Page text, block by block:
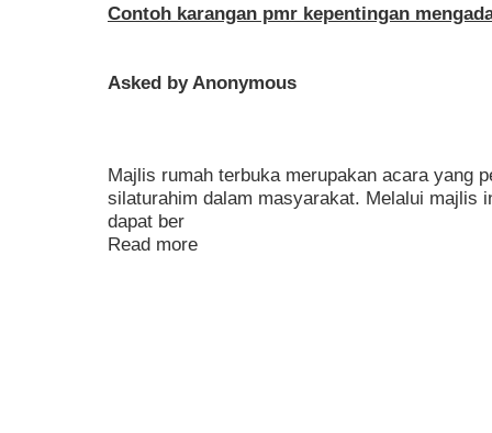
Contoh karangan pmr kepentingan
Asked by Anonymous
Majlis rumah terbuka merupakan acara yang
silaturahim dalam masyarakat. Melalui majlis
dapat ber
Read more